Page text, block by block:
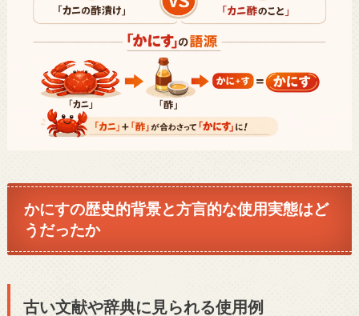
かにすの歴史的背景と方言的な使用実態はど
うだったか
古い文献や辞典に見られる使用例